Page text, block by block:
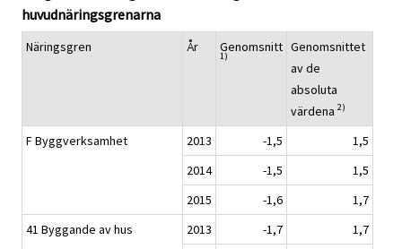
huvudnäringsgrenarna
Näringsgren År Genomsnitt
1)
Genomsnittet
av de
absoluta
värdena 2)
F Byggverksamhet 2013 -1,5
1,5
2014
-1,5
1,5
2015
-1,6
1,7
41 Byggande av hus
2013 -1,7
1,7